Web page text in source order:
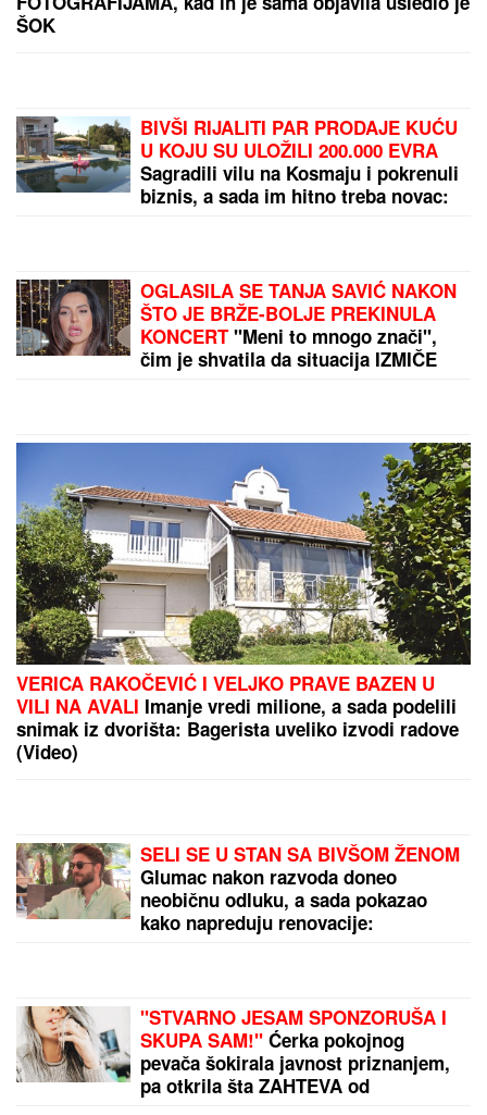
ŠOK
BIVŠI RIJALITI PAR PRODAJE KUĆU
U KOJU SU ULOŽILI 200.000 EVRA
Sagradili vilu na Kosmaju i pokrenuli
biznis, a sada im hitno treba novac:
OGLASILA SE TANJA SAVIĆ NAKON
ŠTO JE BRŽE-BOLJE PREKINULA
KONCERT"Meni to mnogo znači",
čim je shvatila da situacija IZMIČE
VERICA RAKOČEVIĆ I VELJKO PRAVE BAZEN U
VILI NA AVALI Imanje vredi milione, a sada podelili
snimak iz dvorišta: Bagerista uveliko izvodi radove
(Video)
SELI SE U STAN SA BIVŠOM ŽENOM
Glumac nakon razvoda doneo
neobičnu odluku, a sada pokazao
kako napreduju renovacije:
"STVARNO JESAM SPONZORUŠA I
SKUPA SAM!" Ćerka pokojnog
pevača šokirala javnost priznanjem,
pa otkrila šta ZAHTEVA od